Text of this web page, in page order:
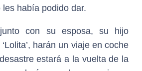
les había podido dar.
junto con su esposa, su hijo
‘Lolita’, harán un viaje en coche
estará a la vuelta de la